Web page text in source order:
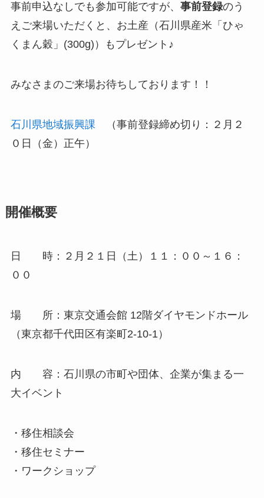
事前申込なしでも参加可能ですが、 事前登録のう
えご来場いただくと、お土産（石川県産米「ひゃ
くまん穀」(300g)）もプレゼント♪
みなさまのご来場お待ちしております！！
石川県地域振興課 （事前登録締め切り：２月２
０日（金）正午）
開催概要
日 時：２月２１日（土）１１：００～１６：
００
場 所：東京交通会館 12階ダイヤモンドホール
（東京都千代田区有楽町2-10-1）
内 容：石川県の市町や団体、企業が集まる一
大イベント
・移住相談会
・移住セミナー
・ワークショップ